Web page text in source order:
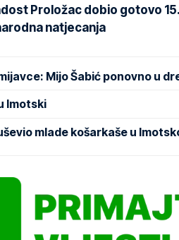
Proložac dobio gotovo
natjecanja
Mijo Šabić ponovno u
Imotski
mlade košarkaše u